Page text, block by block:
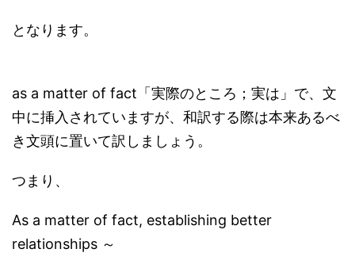
となります。
as a matter of fact「実際のところ；実は」で、文
中に挿入されていますが、和訳する際は本来あるべ
き文頭に置いて訳しましょう。
つまり、
As a matter of fact, establishing better
relationships ～